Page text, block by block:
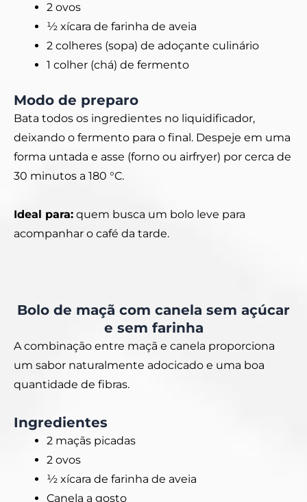
2 ovos
½ xícara de farinha de aveia
2 colheres (sopa) de adoçante culinário
1 colher (chá) de fermento
Modo de preparo
Bata todos os ingredientes no liquidificador,
deixando o fermento para o final. Despeje em uma
forma untada e asse (forno ou airfryer) por cerca de
30 minutos a 180 °C.
Ideal para: quem busca um bolo leve para
acompanhar o café da tarde.
Bolo de maçã com canela sem açúcar
e sem farinha
A combinação entre maçã e canela proporciona
um sabor naturalmente adocicado e uma boa
quantidade de fibras.
Ingredientes
2 maçãs picadas
2 ovos
½ xícara de farinha de aveia
Canela a gosto